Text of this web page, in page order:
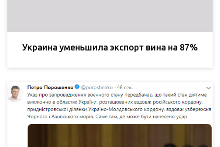
Украина уменьшила экспорт вина на 87%